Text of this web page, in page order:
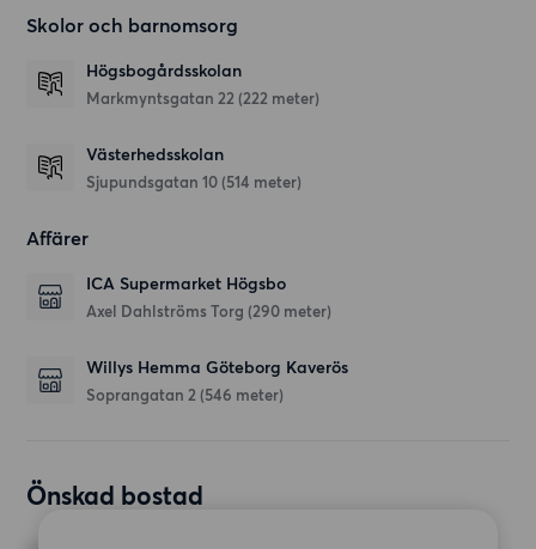
Skolor och barnomsorg
Högsbogårdsskolan
Markmyntsgatan 22 (222 meter)
Västerhedsskolan
Sjupundsgatan 10 (514 meter)
Affärer
ICA Supermarket Högsbo
Axel Dahlströms Torg (290 meter)
Willys Hemma Göteborg Kaverös
Soprangatan 2 (546 meter)
Önskad bostad